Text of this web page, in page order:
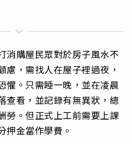
消購屋民眾對於房子風水不
慮，需找人在屋子裡過夜，
懼。只需睡一晚，並在凌晨
查看，並記錄有無異狀，總
勞。但正式上工前需要上課
押金當作學費。